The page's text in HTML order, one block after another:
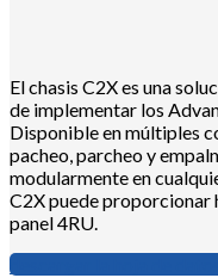
El chasis C2X es una
de implementar los
Disponible en múltiples
pacheo, parcheo y
modularmente en
C2X puede proporcionar
panel 4RU.
descargar la hoja de